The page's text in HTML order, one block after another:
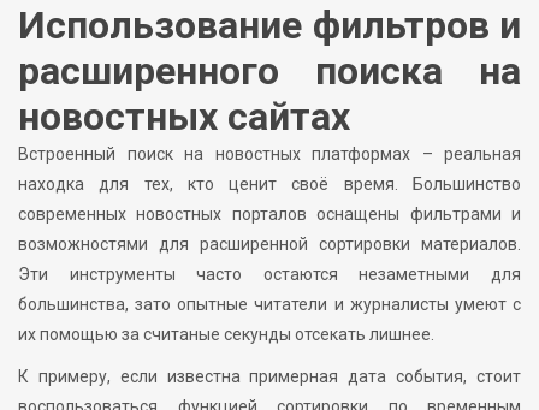
Использование фильтров и
расширенного поиска на
новостных сайтах
Встроенный поиск на новостных платформах – реальная
находка для тех, кто ценит своё время. Большинство
современных новостных порталов оснащены фильтрами и
возможностями для расширенной сортировки материалов.
Эти инструменты часто остаются незаметными для
большинства, зато опытные читатели и журналисты умеют с
их помощью за считаные секунды отсекать лишнее.
К примеру, если известна примерная дата события, стоит
воспользоваться функцией сортировки по временным